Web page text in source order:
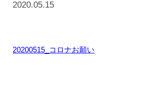
2020.05.15
20200515_コロナお願い